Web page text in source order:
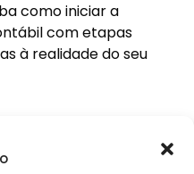
como iniciar a
com etapas
à realidade do seu